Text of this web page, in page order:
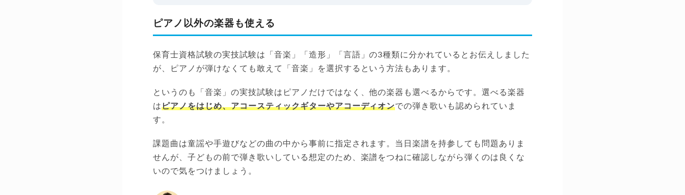
ピアノ以外の楽器も使える
保育士資格試験の実技試験は「音楽」「造形」「言語」の3種類に分かれているとお伝えしました
が、ピアノが弾けなくても敢えて「音楽」を選択するという方法もあります。
というのも「音楽」の実技試験はピアノだけではなく、他の楽器も選べるからです。選べる楽器
はピアノをはじめ、アコースティックギターやアコーディオンでの弾き歌いも認められていま
す。
課題曲は童謡や手遊びなどの曲の中から事前に指定されます。当日楽譜を持参しても問題ありま
せんが、子どもの前で弾き歌いしている想定のため、楽譜をつねに確認しながら弾くのは良くな
いので気をつけましょう。